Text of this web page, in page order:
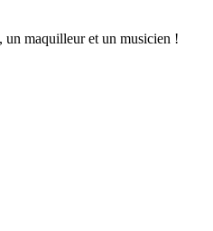
un maquilleur et un musicien !